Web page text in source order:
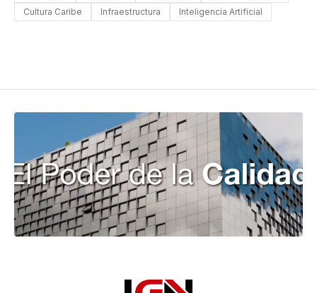
Cultura Caribe
Infraestructura Inteligencia Artificial